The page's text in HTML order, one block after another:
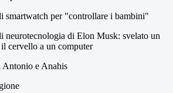
smartwatch per "controllare i bambini"
neurotecnologia di Elon Musk: svelato un
cervello a un computer
Antonio e Anahis